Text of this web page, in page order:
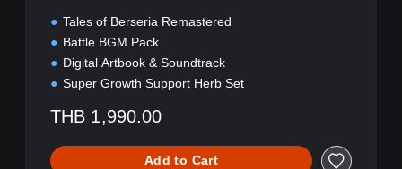
Tales of Berseria Remastered
Battle BGM Pack
Digital Artbook & Soundtrack
Super Growth Support Herb Set
THB 1,990.00
Add to Cart